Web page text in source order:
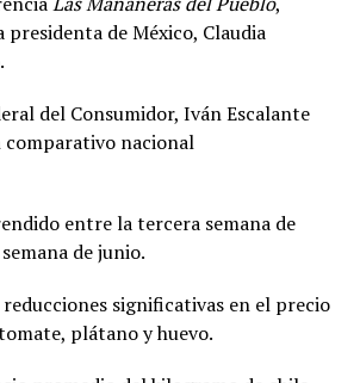
presidenta de México, Claudia
del Consumidor, Iván Escalante
comparativo nacional
entre la tercera semana de
de junio.
significativas en el precio
plátano y huevo.